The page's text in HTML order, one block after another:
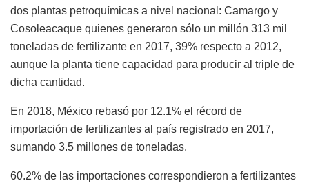
dos plantas petroquímicas a nivel nacional: Camargo y
Cosoleacaque quienes generaron sólo un millón 313 mil
toneladas de fertilizante en 2017, 39% respecto a 2012,
aunque la planta tiene capacidad para producir al triple de
dicha cantidad.
En 2018, México rebasó por 12.1% el récord de
importación de fertilizantes al país registrado en 2017,
sumando 3.5 millones de toneladas.
60.2% de las importaciones correspondieron a fertilizantes